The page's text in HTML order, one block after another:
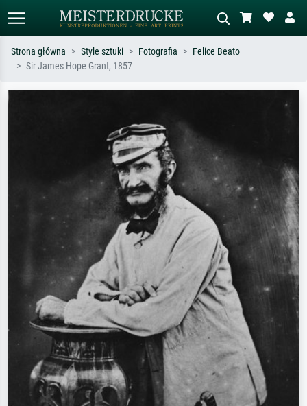
impresjonizm, fala Hokusaia, akt.
stojący akt obok drzewa.
Strona główna Style sztuki Fotografia
Felice Beato
Sir James Hope Grant, 1857